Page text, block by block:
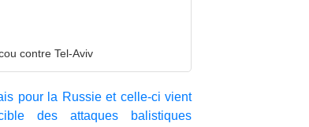
contre Tel-Aviv
pour la Russie et celle-ci vient
des attaques balistiques